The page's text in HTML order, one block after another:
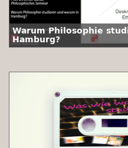
Warum Philosophie
Hamburg?